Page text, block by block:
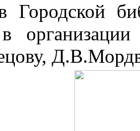
Городской
организации